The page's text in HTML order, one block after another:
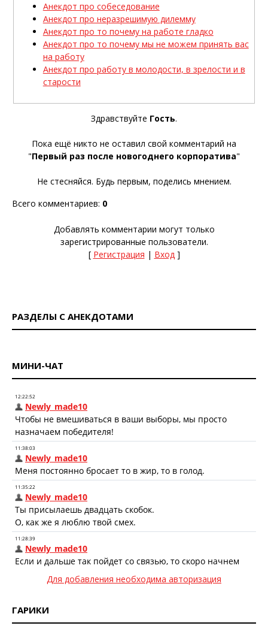
Анекдот про собеседование
Анекдот про неразрешимую дилемму
Анекдот про то почему на работе гладко
Анекдот про то почему мы не можем принять вас
на работу
Анекдот про работу в молодости, в зрелости и в
старости
Здравствуйте Гость.
Пока ещё никто не оставил свой комментарий на
"Первый раз после новогоднего корпоратива"
Не стесняйся. Будь первым, поделись мнением.
Всего комментариев: 0
Добавлять комментарии могут только
зарегистрированные пользователи.
[ Регистрация | Вход]
РАЗДЕЛЫ С АНЕКДОТАМИ
МИНИ-ЧАТ
Для добавления необходима авторизация
ГАРИКИ